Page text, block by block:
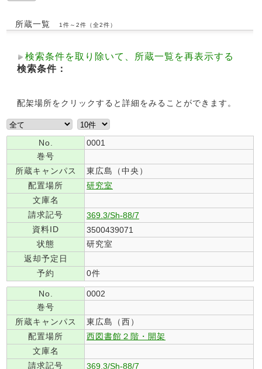
所蔵一覧 1件～2件（全2件）
検索条件を取り除いて、所蔵一覧を再表示する
検索条件：
配架場所をクリックすると詳細をみることができます。
No.
0001
巻号
所蔵キャンパス
東広島（中央）
配置場所
研究室
文庫名
請求記号
369.3/Sh-88/7
資料ID
3500439071
状態
研究室
返却予定日
予約
0件
No.
0002
巻号
所蔵キャンパス
東広島（西）
配置場所
西図書館２階・開架
文庫名
請求記号
369.3/Sh-88/7